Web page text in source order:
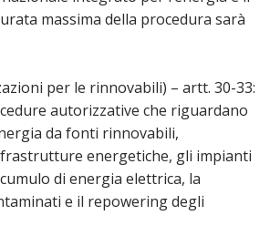
massima della procedura sarà
per le rinnovabili) – artt. 30-33:
autorizzative che riguardano
da fonti rinnovabili,
energetiche, gli impianti
di energia elettrica, la
e il repowering degli